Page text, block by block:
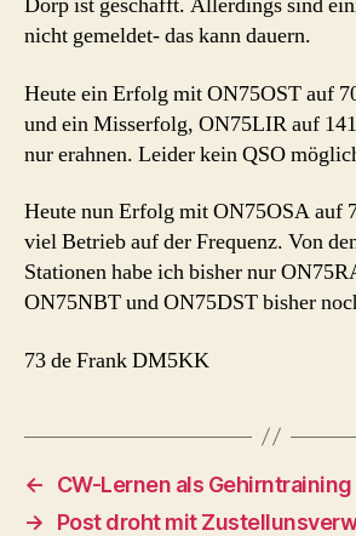
nicht gemeldet- das kann dauern.
Heute ein Erfolg mit ON75OST auf
und ein Misserfolg, ON75LIR auf
nur erahnen. Leider kein QSO
Heute nun Erfolg mit ON75OSA auf
viel Betrieb auf der Frequenz. Von
Stationen habe ich bisher nur
ON75NBT und ON75DST bisher
73 de Frank DM5KK
←
CW-Lernen als Gehirntraining
→
Post droht mit